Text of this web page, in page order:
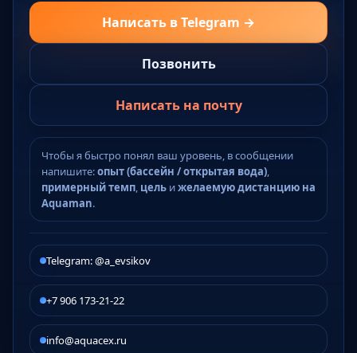
Написать в Telegram →
Позвонить
Написать на почту
Чтобы я быстро понял ваш уровень, в сообщении
напишите:опыт (бассейн / открытая вода),
примерный темп, цель ижелаемую дистанцию на
Aquaman.
Telegram: @a_evsikov
+7 906 173-21-22
info@aquacex.ru